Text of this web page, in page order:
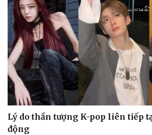
Văn hóa
Lý do thần tượng K-pop liên tiếp
động